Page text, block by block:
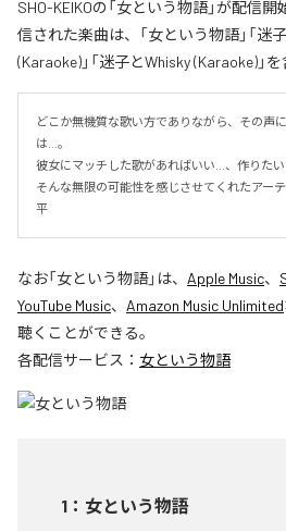
SHO-KEIKOの「女という物語」が配信
信された楽曲は、「女という物語」「迷
(Karaoke)」「迷子とWhisky (Karaoke)」
どこか無機質な歌い方でありながら、その声
は…。
彼女にマッチした歌があればいい…、作りたい
そんな無限の可能性を感じさせてくれたアー
平
なお「女という物語」は、 Apple Music、
YouTube Music、 Amazon Music Unlimited
聴くことができる。
各配信サービス： 女という物語
1 ： 女という物語